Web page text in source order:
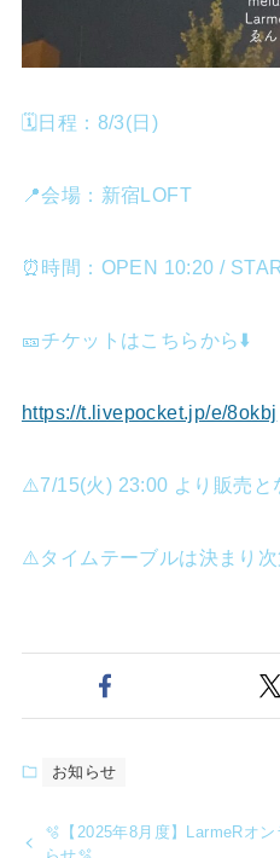
🗓️日程：8/3(日)
📍会場：新宿LOFT
⏰時間：OPEN 10:20 /
🎫チケットはこちらから⬇️
https://t.livepocket.jp/e/8okbj
⚠️7/15(火) 23:00 より販売と
⚠️タイムテーブルは決まり
お知らせ
🫧【2025年8月度】LarmeRオ